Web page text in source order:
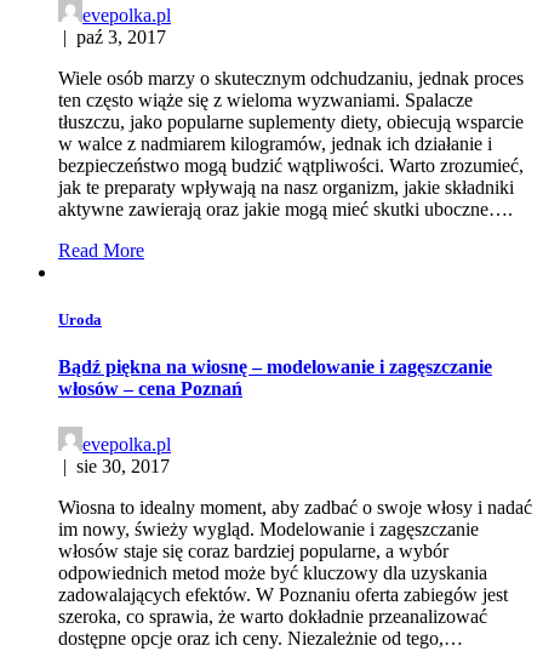
evepolka.pl
| paź 3, 2017
Wiele osób marzy o skutecznym odchudzaniu, jednak proces
ten często wiąże się z wieloma wyzwaniami. Spalacze
tłuszczu, jako popularne suplementy diety, obiecują wsparcie
w walce z nadmiarem kilogramów, jednak ich działanie i
bezpieczeństwo mogą budzić wątpliwości. Warto zrozumieć,
jak te preparaty wpływają na nasz organizm, jakie składniki
aktywne zawierają oraz jakie mogą mieć skutki uboczne….
Read More
Uroda
Bądź piękna na wiosnę – modelowanie i zagęszczanie
włosów – cena Poznań
evepolka.pl
| sie 30, 2017
Wiosna to idealny moment, aby zadbać o swoje włosy i nadać
im nowy, świeży wygląd. Modelowanie i zagęszczanie
włosów staje się coraz bardziej popularne, a wybór
odpowiednich metod może być kluczowy dla uzyskania
zadowalających efektów. W Poznaniu oferta zabiegów jest
szeroka, co sprawia, że warto dokładnie przeanalizować
dostępne opcje oraz ich ceny. Niezależnie od tego,…